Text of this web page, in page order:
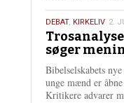
2.
juni
2026
DEBAT, KIRKELIV 2.
søger
Bibelselskabets
unge mænd er
Kritikere advarer